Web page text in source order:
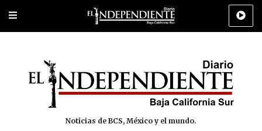
Portada Los Cabos Policiaca Deportes Cultura
Noticias de BCS, México y el mundo.